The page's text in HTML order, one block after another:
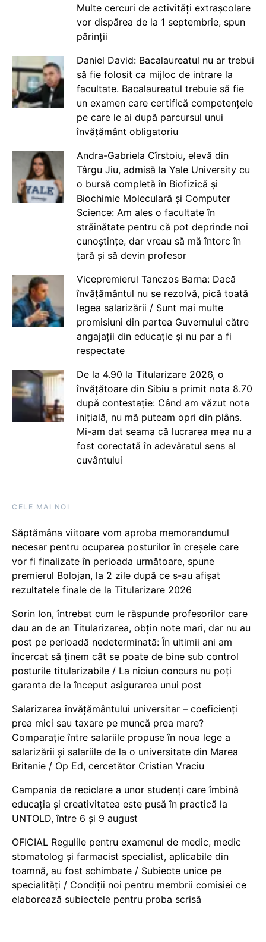
Multe cercuri de activități extrașcolare
vor dispărea de la 1 septembrie, spun
părinții
Daniel David: Bacalaureatul nu ar trebui
să fie folosit ca mijloc de intrare la
facultate. Bacalaureatul trebuie să fie
un examen care certifică competențele
pe care le ai după parcursul unui
învățământ obligatoriu
Andra-Gabriela Cîrstoiu, elevă din
Târgu Jiu, admisă la Yale University cu
o bursă completă în Biofizică și
Biochimie Moleculară și Computer
Science: Am ales o facultate în
străinătate pentru că pot deprinde noi
cunoștințe, dar vreau să mă întorc în
țară și să devin profesor
Vicepremierul Tanczos Barna: Dacă
învățământul nu se rezolvă, pică toată
legea salarizării / Sunt mai multe
promisiuni din partea Guvernului către
angajații din educație și nu par a fi
respectate
De la 4.90 la Titularizare 2026, o
învățătoare din Sibiu a primit nota 8.70
după contestație: Când am văzut nota
inițială, nu mă puteam opri din plâns.
Mi-am dat seama că lucrarea mea nu a
fost corectată în adevăratul sens al
cuvântului
CELE MAI NOI
Săptămâna viitoare vom aproba memorandumul
necesar pentru ocuparea posturilor în creșele care
vor fi finalizate în perioada următoare, spune
premierul Bolojan, la 2 zile după ce s-au afișat
rezultatele finale de la Titularizare 2026
Sorin Ion, întrebat cum le răspunde profesorilor care
dau an de an Titularizarea, obțin note mari, dar nu au
post pe perioadă nedeterminată: În ultimii ani am
încercat să ținem cât se poate de bine sub control
posturile titularizabile / La niciun concurs nu poți
garanta de la început asigurarea unui post
Salarizarea învățământului universitar – coeficienți
prea mici sau taxare pe muncă prea mare?
Comparație între salariile propuse în noua lege a
salarizării și salariile de la o universitate din Marea
Britanie / Op Ed, cercetător Cristian Vraciu
Campania de reciclare a unor studenți care îmbină
educația și creativitatea este pusă în practică la
UNTOLD, între 6 și 9 august
OFICIAL Regulile pentru examenul de medic, medic
stomatolog și farmacist specialist, aplicabile din
toamnă, au fost schimbate / Subiecte unice pe
specialități / Condiții noi pentru membrii comisiei ce
elaborează subiectele pentru proba scrisă